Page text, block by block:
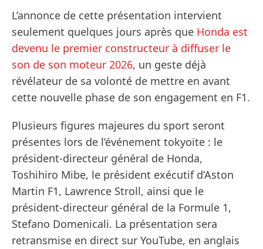
L’annonce de cette présentation intervient
seulement quelques jours après que Honda est
devenu le premier constructeur à diffuser le
son de son moteur 2026, un geste déjà
révélateur de sa volonté de mettre en avant
cette nouvelle phase de son engagement en F1.
Plusieurs figures majeures du sport seront
présentes lors de l’événement tokyoïte : le
président-directeur général de Honda,
Toshihiro Mibe, le président exécutif d’Aston
Martin F1, Lawrence Stroll, ainsi que le
président-directeur général de la Formule 1,
Stefano Domenicali. La présentation sera
retransmise en direct sur YouTube, en anglais